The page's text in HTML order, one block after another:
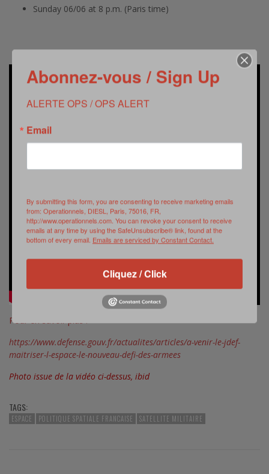
Sunday 06/06 at 8 p.m. (Paris time)
Pour en savoir plus :
https://www.defense.gouv.fr/actualites/articles/a-venir-le-jdef-
maitriser-l-espace-le-nouveau-defi-des-armees
Photo issue de la vidéo ci-dessus, ibid
TAGS:
ESPACE POLITIQUE SPATIALE FRANCAISE SATELLITE MILITAIRE
Abonnez-vous / Sign Up
ALERTE OPS / OPS ALERT
Email
By submitting this form, you are consenting to receive marketing emails
from: Operationnels, DIESL, Paris, 75016, FR,
http://www.operationnels.com. You can revoke your consent to receive
emails at any time by using the SafeUnsubscribe® link, found at the
bottom of every email. Emails are serviced by Constant Contact.
Cliquez / Click